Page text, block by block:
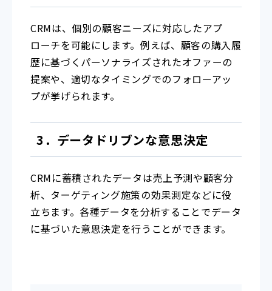
CRMは、個別の顧客ニーズに対応したアプ
ローチを可能にします。例えば、顧客の購入履
歴に基づくパーソナライズされたオファーの
提案や、適切なタイミングでのフォローアッ
プが挙げられます。
3．データドリブンな意思決定
CRMに蓄積されたデータは売上予測や顧客分
析、ターゲティング施策の効果測定などに役
立ちます。各種データを分析することでデータ
に基づいた意思決定を行うことができます。